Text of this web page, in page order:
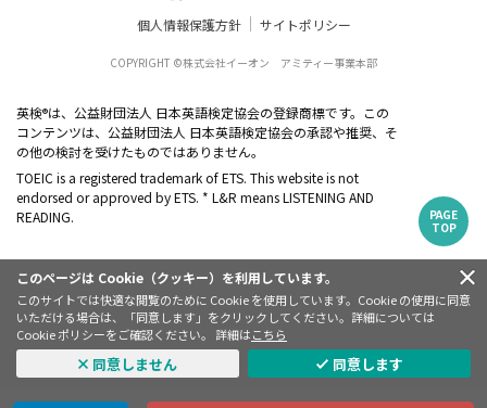
このページは Cookie（クッキー）を利用しています。
このサイトでは快適な閲覧のために Cookie を使用しています。Cookie の使用に同意
いただける場合は、「同意します」をクリックしてください。詳細については
Cookie ポリシーをご確認ください。 詳細はこちら
同意しません 同意します
PAGE
TOP
個人情報保護方針
サイトポリシー
COPYRIGHT ©株式会社イーオン アミティー事業本部
英検®は、公益財団法人 日本英語検定協会の登録商標です。この
コンテンツは、公益財団法人 日本英語検定協会の承認や推奨、そ
の他の検討を受けたものではありません。
TOEIC is a registered trademark of ETS. This website is not
endorsed or approved by ETS. * L&R means LISTENING AND
READING.